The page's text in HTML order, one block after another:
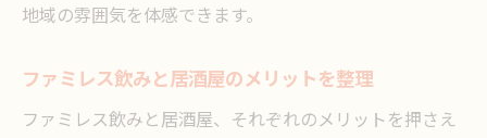
地域の雰囲気を体感できます。
ファミレス飲みと居酒屋のメリットを整理
ファミレス飲みと居酒屋、それぞれのメリットを押さえ